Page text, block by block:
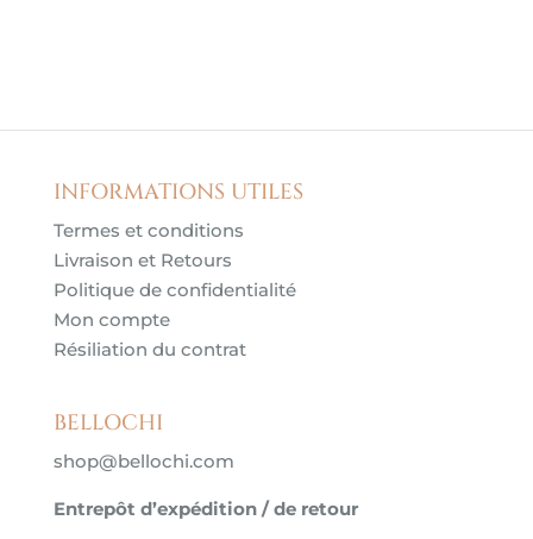
INFORMATIONS UTILES
Termes et conditions
Livraison et Retours
Politique de confidentialité
Mon compte
Résiliation du contrat
BELLOCHI
shop@bellochi.com
Entrepôt d’expédition / de retour